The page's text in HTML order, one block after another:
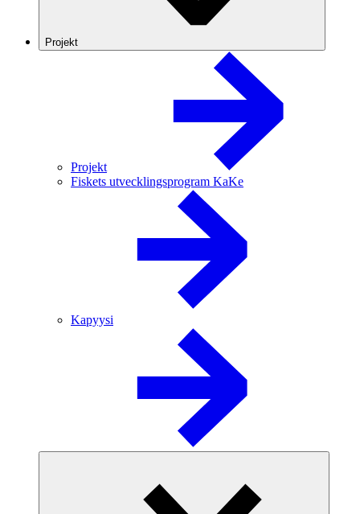
Projekt
Projekt
Fiskets utvecklingsprogram KaKe
Kapyysi